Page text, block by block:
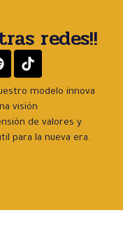
redes!!
modelo innova
visión
de valores y
para la nueva era.